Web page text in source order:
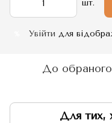
шт.
Увійти для
До обраного
Для тих,